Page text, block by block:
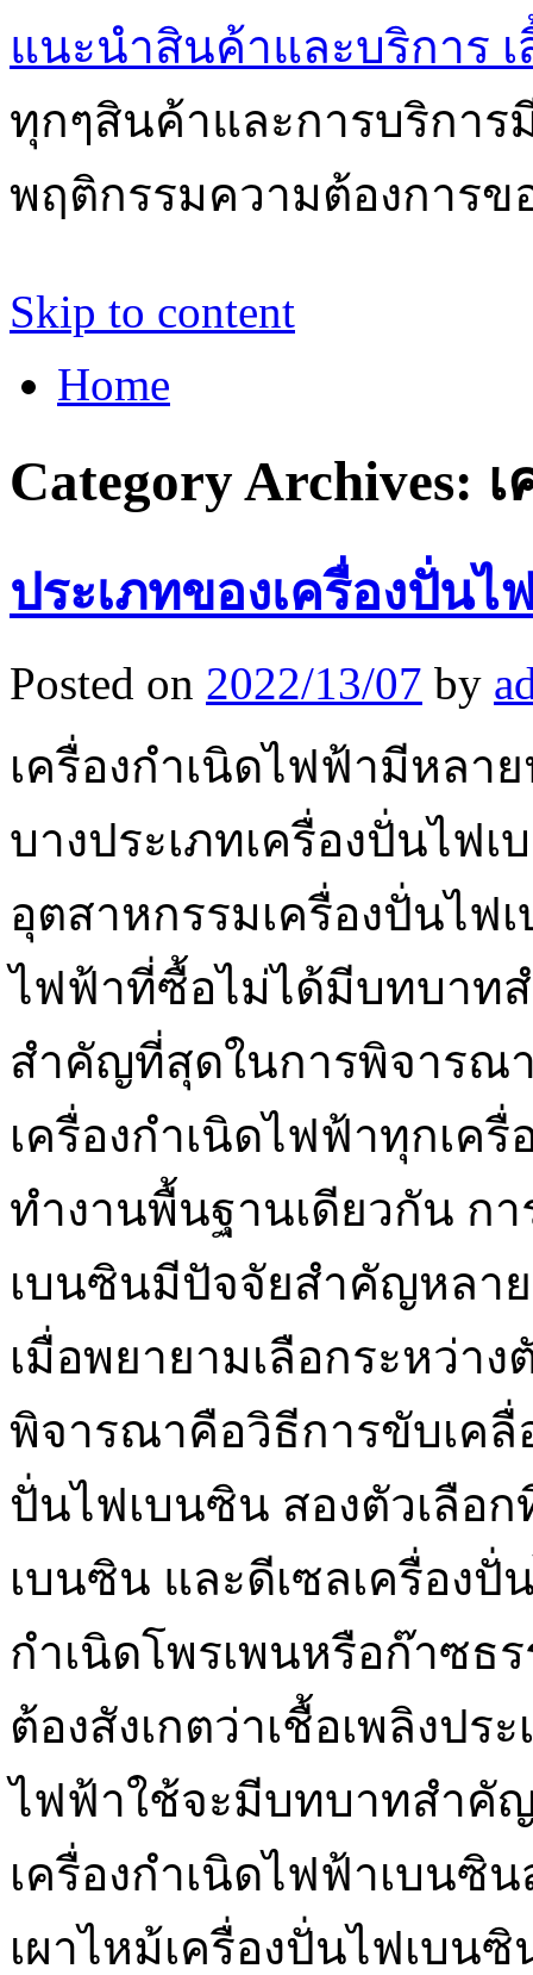
แนะนำสินค้าและบริการ
ทุกๆสินค้าและการบริกา
พฤติกรรมความต้องการข
Skip to content
Home
Category Archives:
ประเภทของเครื่องปั่น
Posted on 2022/13/07 by
เครื่องกำเนิดไฟฟ้ามีหลา
บางประเภทเครื่องปั่นไฟ
อุตสาหกรรมเครื่องปั่นไฟ
ไฟฟ้าที่ซื้อไม่ได้มีบทบาท
สำคัญที่สุดในการพิจารณ
เครื่องกำเนิดไฟฟ้าทุกเค
ทำงานพื้นฐานเดียวกัน ก
เบนซินมีปัจจัยสำคัญหลา
เมื่อพยายามเลือกระหว่า
พิจารณาคือวิธีการขับเคลื่
ปั่นไฟเบนซิน สองตัวเลือ
เบนซิน และดีเซลเครื่องปั่
กำเนิดโพรเพนหรือก๊าซ
ต้องสังเกตว่าเชื้อเพลิงปร
ไฟฟ้าใช้จะมีบทบาทสำคั
เครื่องกำเนิดไฟฟ้าเบนซิ
เผาไหม้เครื่องปั่นไฟเบน